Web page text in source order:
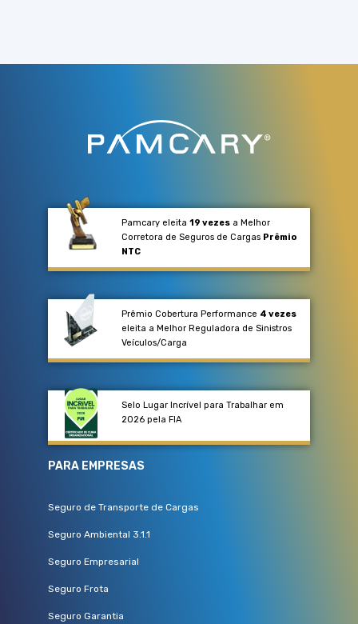
Pamcary eleita 19 vezes a Melhor
Corretora de Seguros de Cargas Prêmio
NTC
Prêmio Cobertura Performance 4 vezes
eleita a Melhor Reguladora de Sinistros
Veículos/Carga​
Selo Lugar Incrível para Trabalhar em
2026 pela FIA
PARA EMPRESAS
Seguro de Transporte de Cargas
Seguro Ambiental 3.1.1
Seguro Empresarial
Seguro Frota
Seguro Garantia